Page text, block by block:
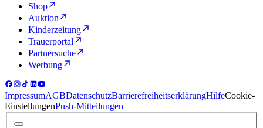
Shop
Auktion
Kinderzeitung
Trauerportal
Partnersuche
Werbung
ImpressumAGBDatenschutzBarrierefreiheitserklärungHilfeCookie-
EinstellungenPush-Mitteilungen